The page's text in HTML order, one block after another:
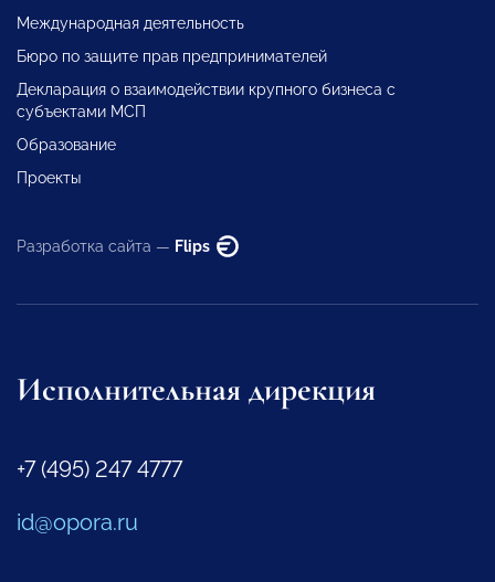
Международная деятельность
Бюро по защите прав предпринимателей
Декларация о взаимодействии крупного бизнеса с
субъектами МСП
Образование
Проекты
Разработка сайта — Flips
Исполнительная дирекция
+7 (495) 247 4777
id@opora.ru